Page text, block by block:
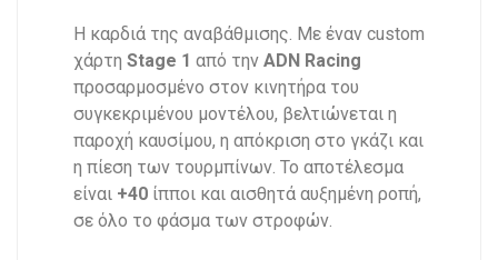
Η καρδιά της αναβάθμισης. Με έναν custom
χάρτη Stage 1 από την ADN Racing
προσαρμοσμένο στον κινητήρα του
συγκεκριμένου μοντέλου, βελτιώνεται η
παροχή καυσίμου, η απόκριση στο γκάζι και
η πίεση των τουρμπίνων. Το αποτέλεσμα
είναι +40 ίπποι και αισθητά αυξημένη ροπή,
σε όλο το φάσμα των στροφών.